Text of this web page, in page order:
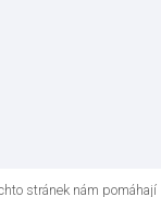
stránek nám pomáhají